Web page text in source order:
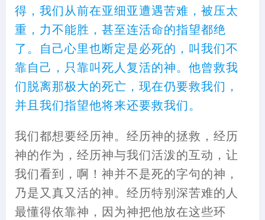
得，我们从前在亚细亚遭遇苦难，被压太
重，力不能胜，甚至连活命的指望都绝
了。自己心里也断定是必死的，叫我们不
靠自己，只靠叫死人复活的神。他曾救我
们脱离那极大的死亡，现在仍要救我们，
并且我们指望他将来还要救我们。
我们都想要经历神。经历神的拯救，经历
神的作为，经历神与我们活泼的互动，让
我们看到，啊！神并不是死的字句的神，
乃是又真又活的神。经历特别深苦难的人
最懂得依靠神，因为神把他放在这些环